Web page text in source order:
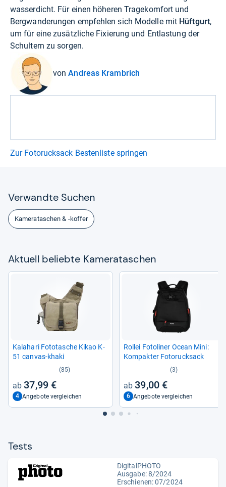
wasserdicht. Für einen höheren Tragekomfort und
Bergwanderungen empfehlen sich Modelle mit Hüftgurt,
um für eine zusätzliche Fixierung und Entlastung der
Schultern zu sorgen.
vonAndreas Krambrich
Zur Fotorucksack Bestenliste springen
Ver­wandte Suchen
Kamerataschen & -koffer
Aktu­ell beliebte Kame­ra­ta­schen
Kala­hari Foto­ta­sche Kikao K-​
51 can­vas-​khaki
(85)
37,99 €
4 Angebote vergleichen
Rol­lei Foto­li­ner Ocean Mini:
Kom­pak­ter Fotoruck­sack
(3)
39,00 €
6 Angebote vergleichen
Tests
DigitalPHOTO
Ausgabe: 8/2024
Erschienen: 07/2024